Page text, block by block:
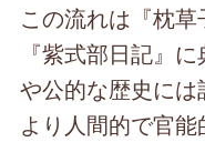
この流れは『枕草
『紫式部日記』
や公的な歴史に
より人間的で官